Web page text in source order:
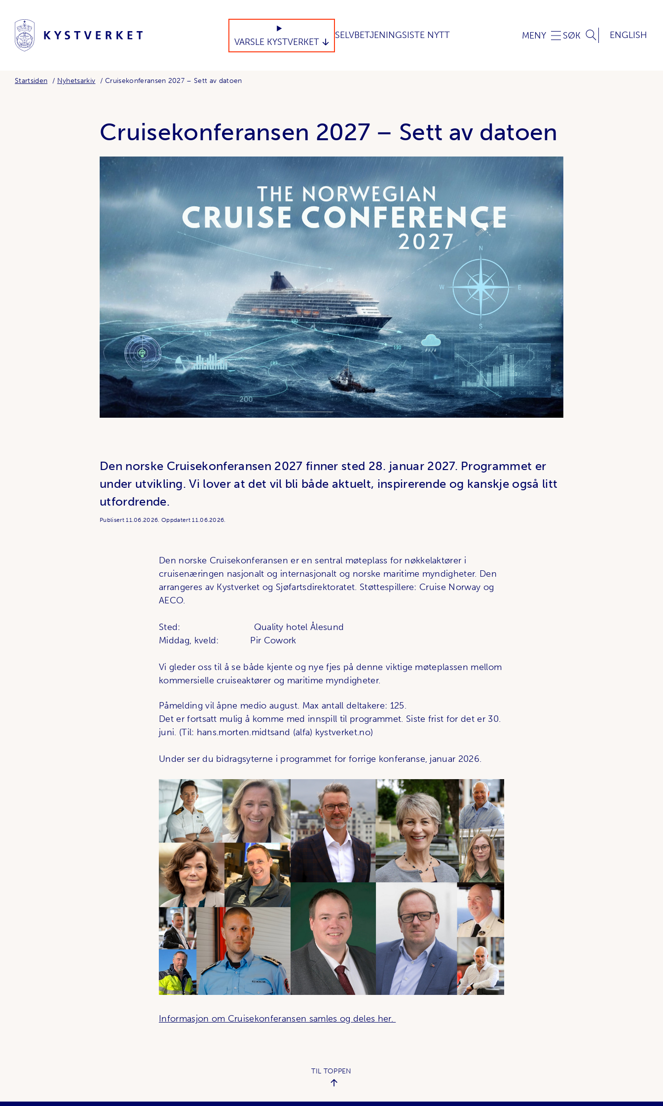
VARSLE KYSTVERKET
SELVBETJENINGSISTE NYTT MENY SØK ENGLISH
Startsiden Nyhetsarkiv Cruisekonferansen 2027 – Sett av datoen
Cruisekonferansen 2027 – Sett av datoen
Den norske Cruisekonferansen 2027 finner sted 28. januar 2027. Programmet er
under utvikling. Vi lover at det vil bli både aktuelt, inspirerende og kanskje også litt
utfordrende.
Publisert 11.06.2026.Oppdatert 11.06.2026.
Den norske Cruisekonferansen er en sentral møteplass for nøkkelaktører i
cruisenæringen nasjonalt og internasjonalt og norske maritime myndigheter. Den
arrangeres av Kystverket og Sjøfartsdirektoratet. Støttespillere: Cruise Norway og
AECO.
Sted: Quality hotel Ålesund
Middag, kveld: Pir Cowork
Vi gleder oss til å se både kjente og nye fjes på denne viktige møteplassen mellom
kommersielle cruiseaktører og maritime myndigheter.
Påmelding vil åpne medio august. Max antall deltakere: 125.
Det er fortsatt mulig å komme med innspill til programmet. Siste frist for det er 30.
juni. (Til: hans.morten.midtsand (alfa) kystverket.no)
Under ser du bidragsyterne i programmet for forrige konferanse, januar 2026.
Informasjon om Cruisekonferansen samles og deles her.
TIL TOPPEN